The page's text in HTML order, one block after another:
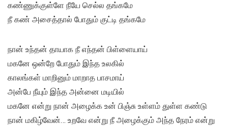
கண்ணுக்குள்ளே நீயே செல்ல தங்கமே
நீ கண் அசைத்தால் போதும் குட்டி தங்கமே
நான் உந்தன் தாயாக நீ எந்தன் பிள்ளையாய்
மகனே ஒன்றே போதும் இந்த உலகில்
காலங்கள் மாறினும் மாறாத பாசமாய்
அன்பே நீயும் இந்த அன்னை மடியில்
மகனே என்று நான் அழைக்க உன் பிஞ்சு உள்ளம் துள்ள கண்டு
நான் மகிழ்வேன்… உறவே என்று நீ அழைக்கும் அந்த நேரம் என்று